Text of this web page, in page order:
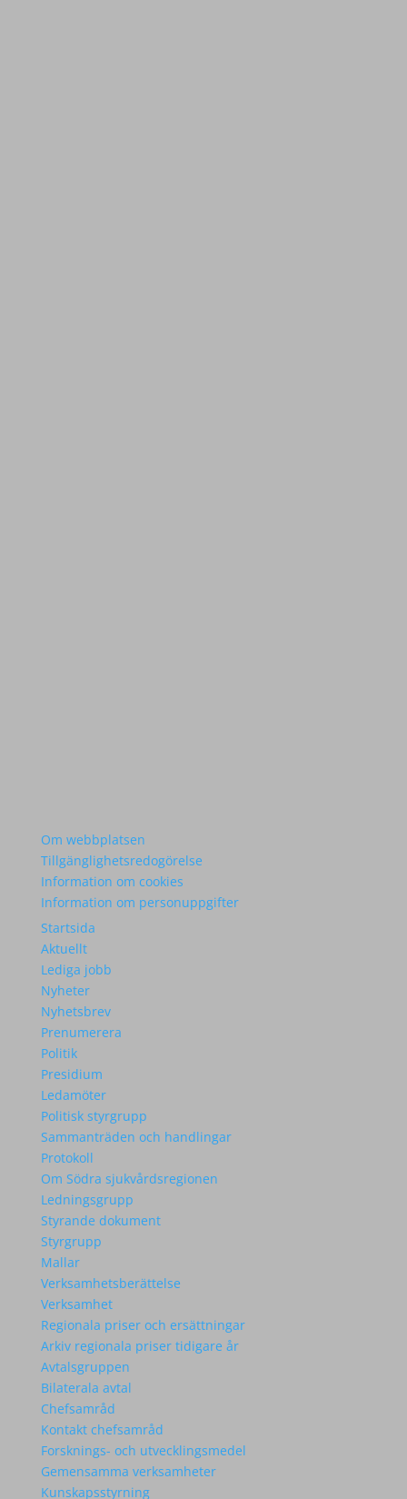
Om webbplatsen
Tillgänglighetsredogörelse
Information om cookies
Information om personuppgifter
Startsida
Aktuellt
Lediga jobb
Nyheter
Nyhetsbrev
Prenumerera
Politik
Presidium
Ledamöter
Politisk styrgrupp
Sammanträden och handlingar
Protokoll
Om Södra sjukvårdsregionen
Ledningsgrupp
Styrande dokument
Styrgrupp
Mallar
Verksamhetsberättelse
Verksamhet
Regionala priser och ersättningar
Arkiv regionala priser tidigare år
Avtalsgruppen
Bilaterala avtal
Chefsamråd
Kontakt chefsamråd
Forsknings- och utvecklingsmedel
Gemensamma verksamheter
Kunskapsstyrning